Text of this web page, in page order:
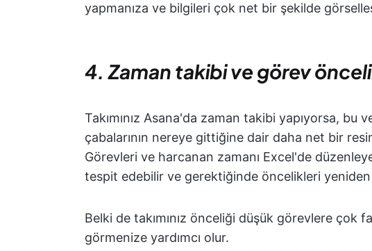
yapmanıza ve bilgileri çok net bir şekilde
4. Zaman takibi ve görev
Takımınız Asana'da zaman takibi yapıyorsa, bu
çabalarının nereye gittiğine dair daha net bir
Görevleri ve harcanan zamanı Excel'de
tespit edebilir ve gerektiğinde öncelikleri
Belki de takımınız önceliği düşük görevlere çok
görmenize yardımcı olur.